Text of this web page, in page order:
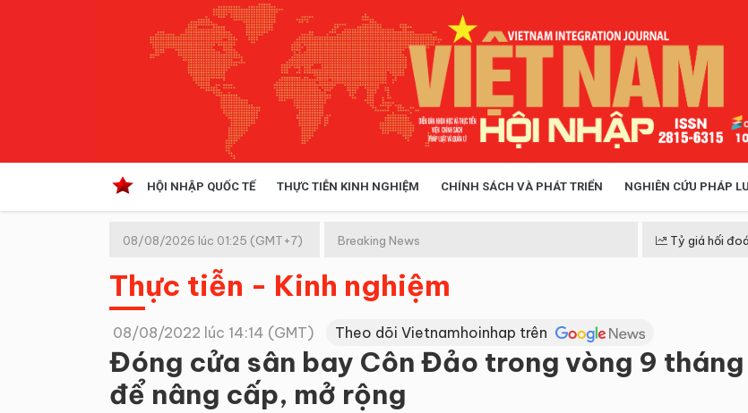
HỘI NHẬP QUỐC TẾ THỰC TIỄN KINH NGHIỆM CHÍNH SÁCH VÀ PHÁT TRIỂN NGHIÊN CỨU PHÁP
Kinh tế hội nhập
Doanh nghiệp
08/08/2026 lúc 01:25 (GMT+7) Breaking News Tỷ giá hối
Thực tiễn - Kinh nghiệm
08/08/2022 lúc 14:14 (GMT) Theo dõi Vietnamhoinhap trên
Đóng cửa sân bay Côn Đảo trong vòng 9 tháng
để nâng cấp, mở rộng